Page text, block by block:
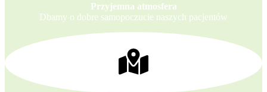
Przyjemna atmosfera
Dbamy o dobre samopoczucie naszych pacjentów